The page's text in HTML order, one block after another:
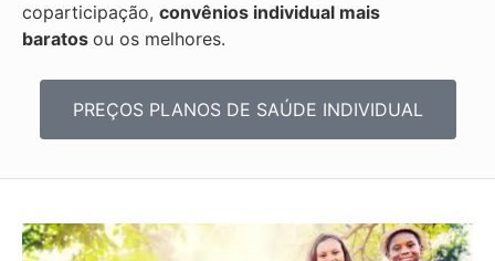
coparticipação, convênios individual mais
baratos ou os melhores.
PREÇOS PLANOS DE SAÚDE INDIVIDUAL